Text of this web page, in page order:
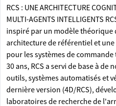
RCS : UNE ARCHITECTURE
MULTI-AGENTS INTELLIGENTS
inspiré par un modèle théorique
architecture de référentiel et
pour les systèmes de
30 ans, RCS a servi de base à
outils, systèmes automatisés et
dernière version (4D/RCS),
laboratoires de recherche de